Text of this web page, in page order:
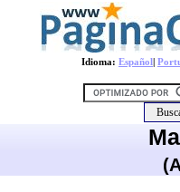
Idioma: Español|